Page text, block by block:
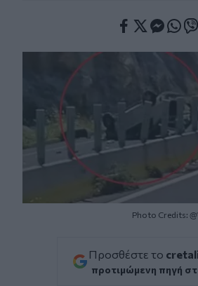
Photo Credits:
Προσθέστε το
προτιμώμενη πηγή